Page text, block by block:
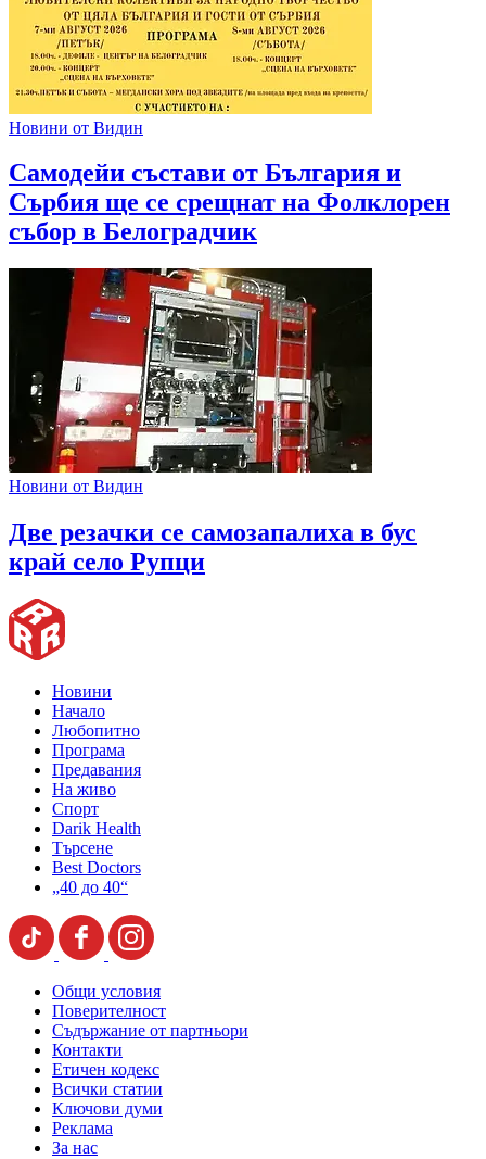
Новини от Видин
Самодейи състави от България и
Сърбия ще се срещнат на Фолклорен
събор в Белоградчик
Новини от Видин
Две резачки се самозапалиха в бус
край село Рупци
Новини
Начало
Любопитно
Програма
Предавания
На живо
Спорт
Darik Health
Търсене
Best Doctors
„40 до 40“
Общи условия
Поверителност
Съдържание от партньори
Контакти
Етичен кодекс
Всички статии
Ключови думи
Реклама
За нас